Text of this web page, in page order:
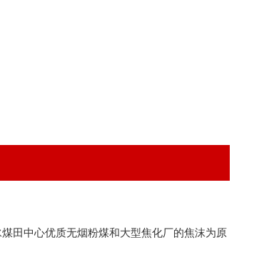
田中心优质无烟粉煤和大型焦化厂的焦沫为原